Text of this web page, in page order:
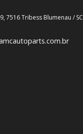
7516 Tribess Blumenau / SC